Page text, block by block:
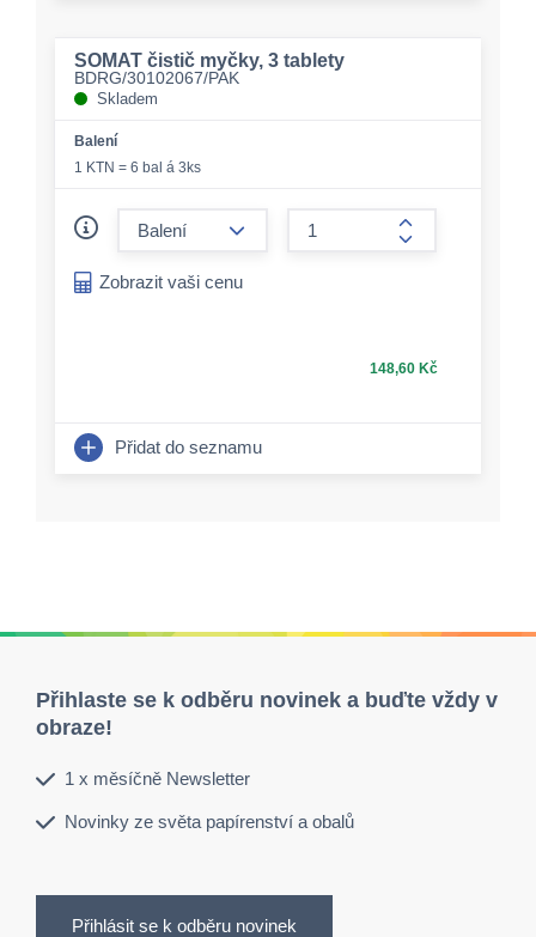
SOMAT čistič myčky, 3 tablety
BDRG/30102067/PAK
Skladem
Balení
1 KTN = 6 bal á 3ks
form.increase-
Zobrazit vaši cenu
148,60 Kč
Přidat do seznamu
Přihlaste se k odběru novinek a buďte vždy v
obraze!
1 x měsíčně Newsletter
Novinky ze světa papírenství a obalů
Přihlásit se k odběru novinek